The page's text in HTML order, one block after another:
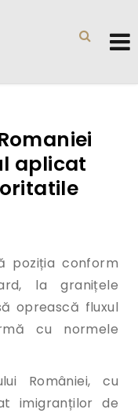
aplicat
poziția conform
la granițele
oprească fluxul
cu normele
României, cu
imigranților de